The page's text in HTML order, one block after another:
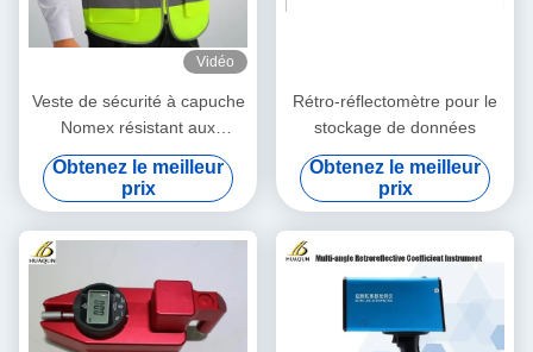
Vidéo
Veste de sécurité à capuche
Nomex résistant aux
flammes pour motocyclettes
Vêtements de sécurité pour
mines T-shirts de sécurité
réfléchissants Vêtement de
Obtenez le meilleur
prix
Rétro-réflectomètre pour le
stockage de données
Obtenez le meilleur
prix